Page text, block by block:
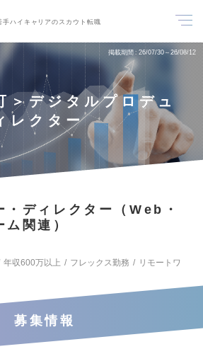
手ハイキャリアのスカウト転職
掲載期間 26/07/30～26/08/12
＞デジタルプロデュ
レクター
・ディレクター（Web・
関連）
年収600万以上 フレックス勤務
リモートワ
募集情報